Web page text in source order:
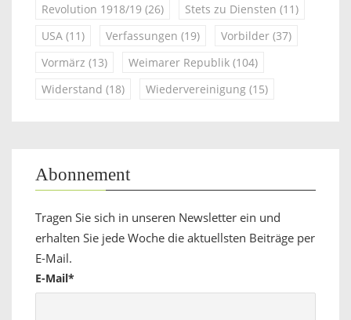
Revolution 1918/19 (26) Stets zu Diensten (11)
USA (11) Verfassungen (19) Vorbilder (37)
Vormärz (13) Weimarer Republik (104)
Widerstand (18) Wiedervereinigung (15)
Abonnement
Tragen Sie sich in unseren Newsletter ein und
erhalten Sie jede Woche die aktuellsten Beiträge per
E-Mail.
E-Mail*